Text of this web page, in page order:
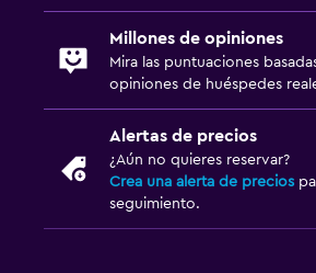
Ideal para familias
Comidas para niñosMillones de opiniones
Mira las puntuaciones
opiniones de huéspedes
Alertas de precios
¿Aún no quieres reservar?
Crea una alerta de precios
seguimiento.